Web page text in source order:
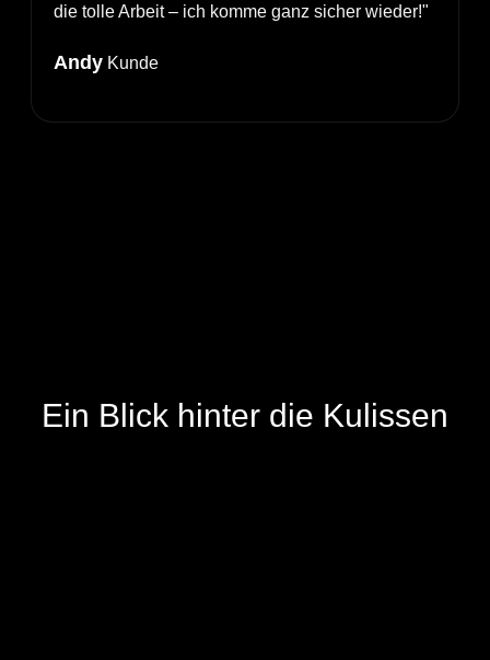
die tolle Arbeit – ich komme ganz sicher wieder!"
Andy Kunde
Ein Blick hinter die Kulissen